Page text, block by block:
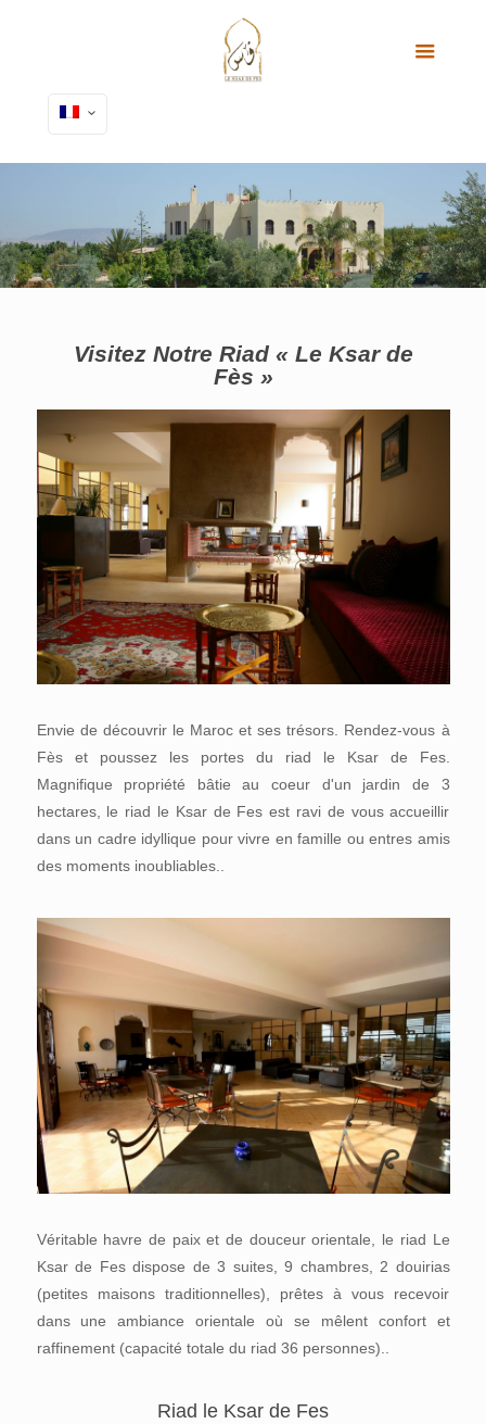
Visitez Notre Riad « Le Ksar de
Fès »
Envie de découvrir le Maroc et ses trésors. Rendez-vous à
Fès et poussez les portes du riad le Ksar de Fes.
Magnifique propriété bâtie au coeur d'un jardin de 3
hectares, le riad le Ksar de Fes est ravi de vous accueillir
dans un cadre idyllique pour vivre en famille ou entres amis
des moments inoubliables..
Véritable havre de paix et de douceur orientale, le riad Le
Ksar de Fes dispose de 3 suites, 9 chambres, 2 douirias
(petites maisons traditionnelles), prêtes à vous recevoir
dans une ambiance orientale où se mêlent confort et
raffinement (capacité totale du riad 36 personnes)..
Riad le Ksar de Fes